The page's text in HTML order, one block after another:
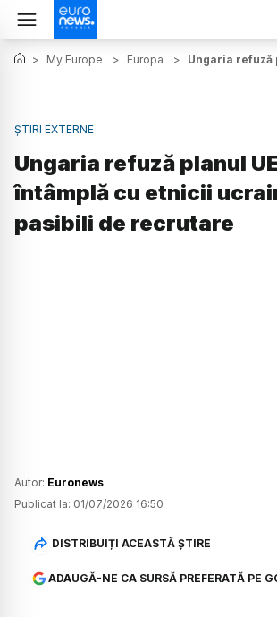
> My Europe > Europa > Ungaria refuză
ȘTIRI EXTERNE
Ungaria refuză planul
întâmplă cu etnicii
pasibili de recrutare
Autor: Euronews
Publicat la: 01/07/2026 16:50
DISTRIBUIȚI ACEASTĂ ȘTIRE
ADAUGĂ-NE CA SURSĂ PREFERATĂ PE